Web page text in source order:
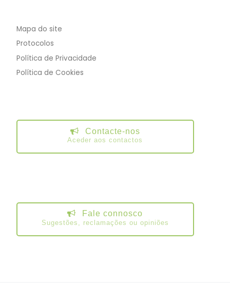
Mapa do site
Protocolos
Política de Privacidade
Política de Cookies
Contacte-nos
Aceder aos contactos
Fale connosco
Sugestões, reclamações ou opiniões